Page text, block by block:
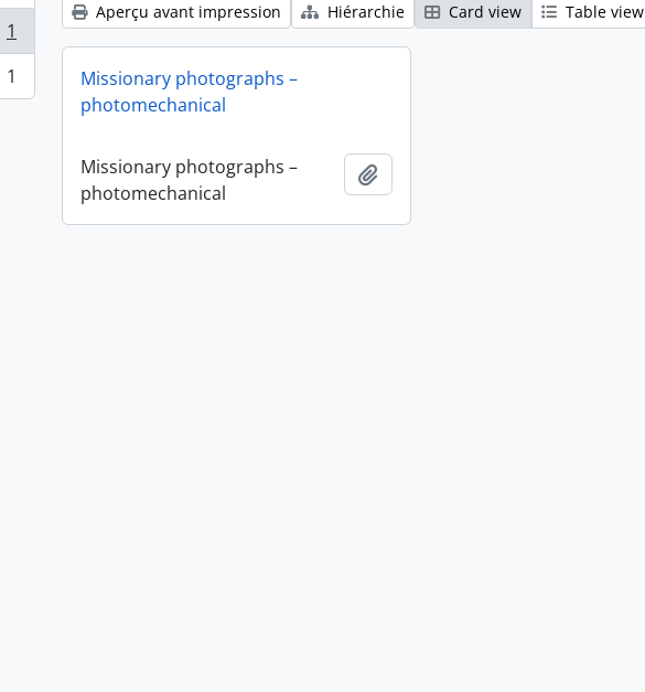
1
1
Aperçu avant impression Hiérarchie Card view Table view
Missionary photographs –
photomechanical
Missionary photographs –
photomechanical